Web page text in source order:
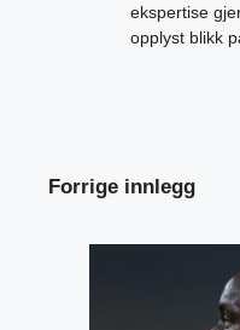
ekspertise
opplyst blikk
Forrige innlegg